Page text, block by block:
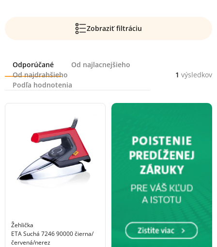
Zobraziť filtráciu
Radenie
Odporúčané
Od najlacnejšieho
Od najdrahšieho
Podľa hodnotenia
1 výsledkov
Žehlička
ETA Suchá 7246 90000 čierna/
červená/nerez